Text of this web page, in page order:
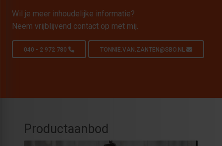
Wil je meer inhoudelijke informatie?
Neem vrijblijvend contact op met mij.
040 - 2 972 780 TONNIE.VAN.ZANTEN@SBO.NL
Productaanbod